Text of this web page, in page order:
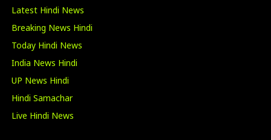
Latest Hindi News
Breaking News Hindi
Today Hindi News
India News Hindi
UP News Hindi
Hindi Samachar
Live Hindi News